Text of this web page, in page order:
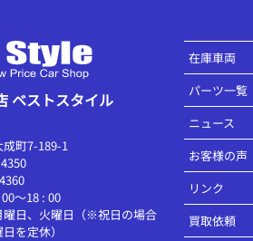
ベストスタイル
町7-189-1
～18 : 00
曜日、火曜日（※祝日の場合
を定休）
在庫車両
パーツ一覧
ニュース
お客様の声
リンク
買取依頼